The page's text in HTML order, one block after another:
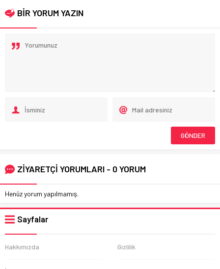
BİR YORUM YAZIN
ZİYARETÇİ YORUMLARI - 0 YORUM
Henüz yorum yapılmamış.
Sayfalar
Hakkımızda Gizlilik